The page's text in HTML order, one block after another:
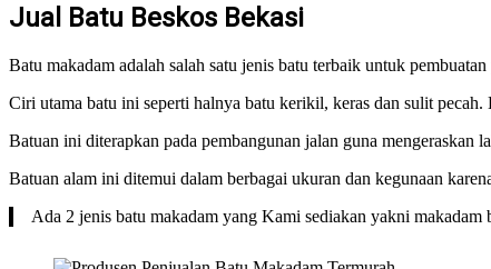
Jual Batu Beskos Bekasi
Batu makadam adalah salah satu jenis batu terbaik untuk
Ciri utama batu ini seperti halnya batu kerikil, keras dan sulit
Batuan ini diterapkan pada pembangunan jalan guna mengeraskan
Batuan alam ini ditemui dalam berbagai ukuran dan kegunaan
Ada 2 jenis batu makadam yang Kami sediakan yakni